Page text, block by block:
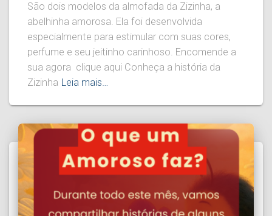
São dois modelos da almofada da Zizinha, a
abelhinha amorosa. Ela foi desenvolvida
especialmente para estimular com suas cores,
perfume e seu jeitinho carinhoso. Encomende a
sua agora clique aqui Conheça a história da
Zizinha Leia mais…